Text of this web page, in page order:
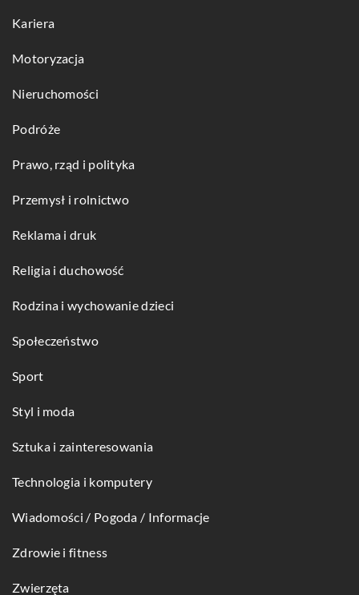
Kariera
Motoryzacja
Nieruchomości
Podróże
Prawo, rząd i polityka
Przemysł i rolnictwo
Reklama i druk
Religia i duchowość
Rodzina i wychowanie dzieci
Społeczeństwo
Sport
Styl i moda
Sztuka i zainteresowania
Technologia i komputery
Wiadomości / Pogoda / Informacje
Zdrowie i fitness
Zwierzęta